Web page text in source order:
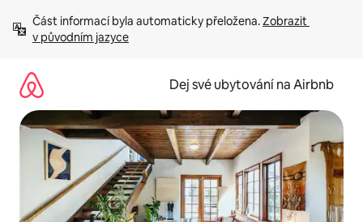
obsah
Část informací byla automaticky přeložena. Zobrazit
v původním jazyce
Dej své ubytování na Airbnb